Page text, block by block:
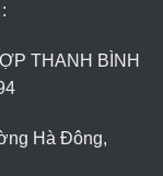
THANH BÌNH
Hà Đông,